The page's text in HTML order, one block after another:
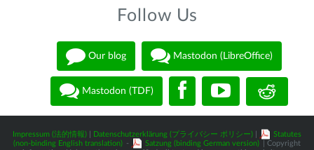
Follow Us
Our blog Mastodon (LibreOffice)
Mastodon (TDF)
Impressum (法的情報) Datenschutzerklärung (プライバシー ポリシー)
Statutes
(non-binding English translation) - Satzung (binding German version)
| Copyright